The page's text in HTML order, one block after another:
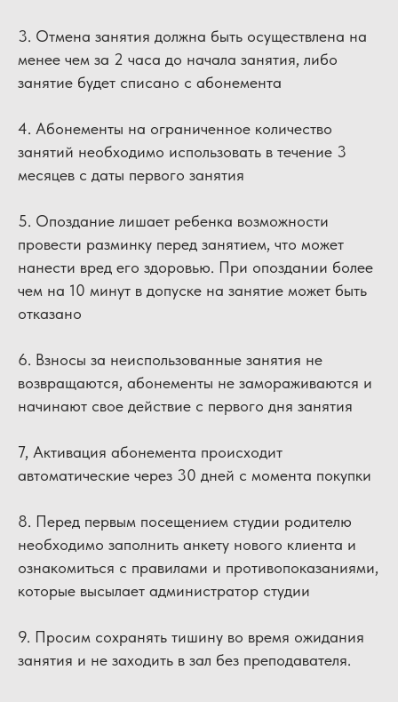
3. Отмена занятия должна быть осуществлена на
менее чем за 2 часа до начала занятия, либо
занятие будет списано с абонемента
4. Абонементы на ограниченное количество
занятий необходимо использовать в течение 3
месяцев с даты первого занятия
5. Опоздание лишает ребенка возможности
провести разминку перед занятием, что может
нанести вред его здоровью. При опоздании более
чем на 10 минут в допуске на занятие может быть
отказано
6. Взносы за неиспользованные занятия не
возвращаются, абонементы не замораживаются и
начинают свое действие с первого дня занятия
7, Активация абонемента происходит
автоматические через 30 дней с момента покупки
8. Перед первым посещением студии родителю
необходимо заполнить анкету нового клиента и
ознакомиться с правилами и противопоказаниями,
которые высылает администратор студии
9. Просим сохранять тишину во время ожидания
занятия и не заходить в зал без преподавателя.